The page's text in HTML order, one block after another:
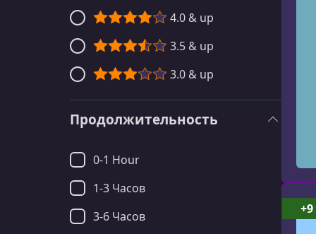
4.0 & up
3.5 & up
3.0 & up
Продолжительность
0-1 Hour
1-3 Часов
3-6 Часов
+9